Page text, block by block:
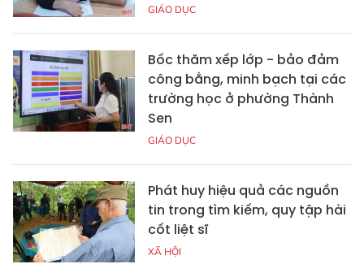
GIÁO DỤC
Bốc thăm xếp lớp - bảo đảm
công bằng, minh bạch tại các
trường học ở phường Thành
Sen
GIÁO DỤC
Phát huy hiệu quả các nguồn
tin trong tìm kiếm, quy tập hài
cốt liệt sĩ
XÃ HỘI